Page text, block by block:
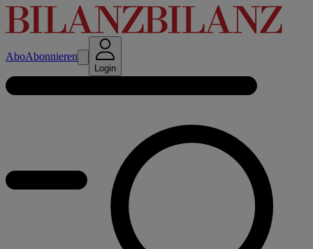
AboAbonnieren
Login